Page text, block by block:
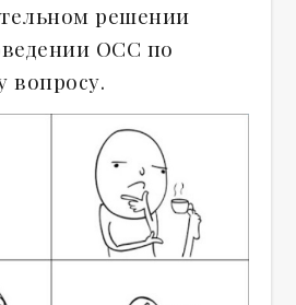
решении
ОСС по
вопросу.